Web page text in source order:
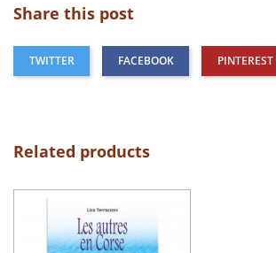
Share this post
TWITTER FACEBOOK PINTEREST
Related products